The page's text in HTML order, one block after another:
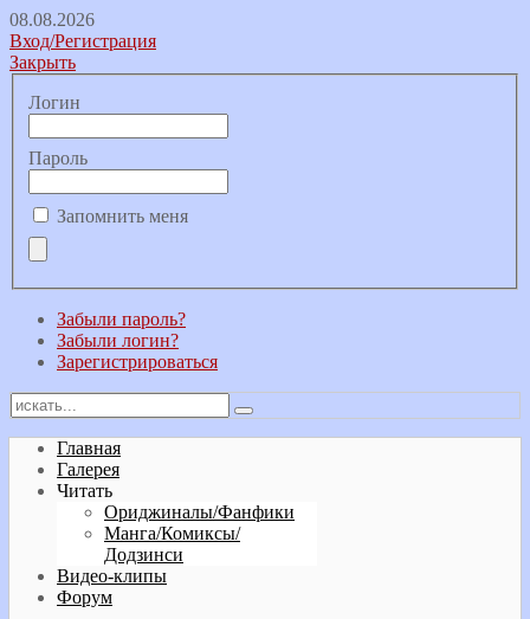
08.08.2026
Вход/Регистрация
Закрыть
Логин
Пароль
Запомнить меня
Забыли пароль?
Забыли логин?
Зарегистрироваться
Главная
Галерея
Читать
Ориджиналы/Фанфики
Манга/Комиксы/
Додзинси
Видео-клипы
Форум